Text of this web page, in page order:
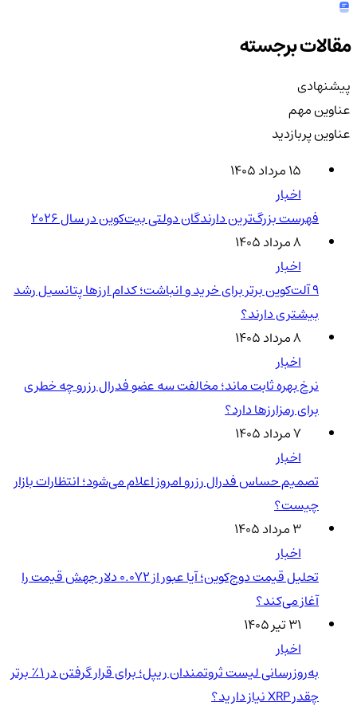
مقالات برجسته
پیشنهادی
عناوین مهم
عناوین پربازدید
۱۵ مرداد ۱۴۰۵
اخبار
فهرست بزرگ‌ترین دارندگان دولتی بیت‌کوین در سال 2026
۸ مرداد ۱۴۰۵
اخبار
۹ آلت‌کوین برتر برای خرید و انباشت؛ کدام ارزها پتانسیل رشد
بیشتری دارند؟
۸ مرداد ۱۴۰۵
اخبار
نرخ بهره ثابت ماند؛ مخالفت سه عضو فدرال رزرو چه خطری
برای رمزارزها دارد؟
۷ مرداد ۱۴۰۵
اخبار
تصمیم حساس فدرال رزرو امروز اعلام می‌شود؛ انتظارات بازار
چیست؟
۳ مرداد ۱۴۰۵
اخبار
تحلیل قیمت دوج‌کوین؛ آیا عبور از ۰.۰۷۲ دلار جهش قیمت را
آغاز می‌کند؟
۳۱ تیر ۱۴۰۵
اخبار
به‌روزرسانی لیست ثروتمندان ریپل؛ برای قرار گرفتن در ۱٪ برتر
چقدر XRP نیاز دارید؟